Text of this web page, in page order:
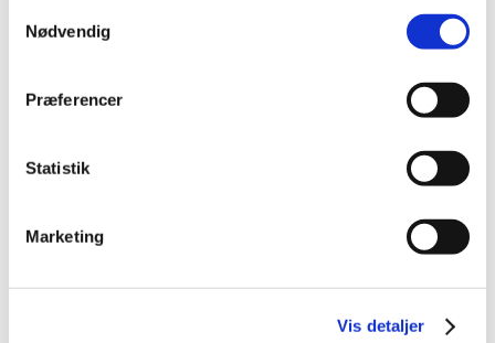
Nødvendig
Præferencer
Statistik
Marketing
Vis detaljer
TID
2025 (158)
november (19)